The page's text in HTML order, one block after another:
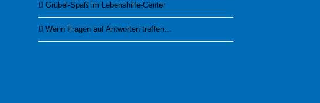
Grübel-Spaß im Lebenshilfe-Center
Wenn Fragen auf Antworten treffen…